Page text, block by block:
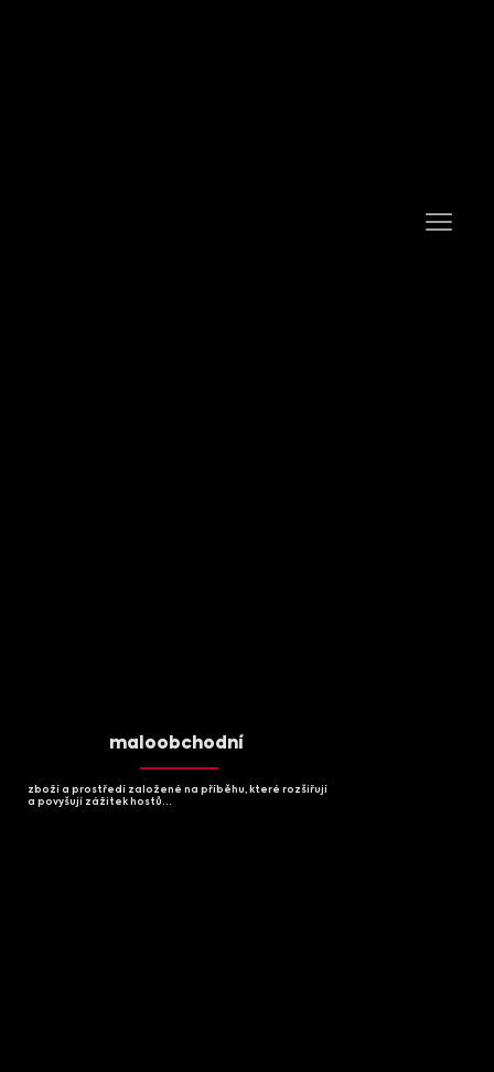
maloobchodní
zboží a prostředí založené na příběhu, které rozšiřují
a povyšují zážitek hostů...